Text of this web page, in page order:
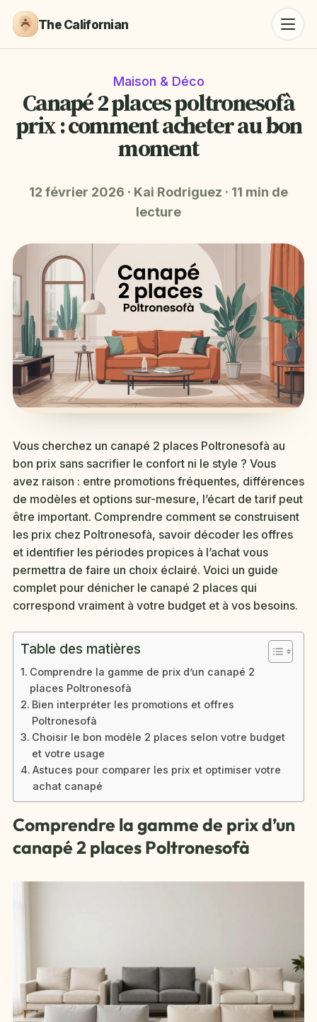
The Californian
Maison & Déco
Canapé 2 places poltronesofà
prix : comment acheter au bon
moment
12 février 2026 · Kai Rodriguez · 11 min de
lecture
Vous cherchez un canapé 2 places Poltronesofà au
bon prix sans sacrifier le confort ni le style ? Vous
avez raison : entre promotions fréquentes, différences
de modèles et options sur-mesure, l’écart de tarif peut
être important. Comprendre comment se construisent
les prix chez Poltronesofà, savoir décoder les offres
et identifier les périodes propices à l’achat vous
permettra de faire un choix éclairé. Voici un guide
complet pour dénicher le canapé 2 places qui
correspond vraiment à votre budget et à vos besoins.
Table des matières
Comprendre la gamme de prix d’un canapé 2
places Poltronesofà
Bien interpréter les promotions et offres
Poltronesofà
Choisir le bon modèle 2 places selon votre budget
et votre usage
Astuces pour comparer les prix et optimiser votre
achat canapé
Comprendre la gamme de prix d’un
canapé 2 places Poltronesofà